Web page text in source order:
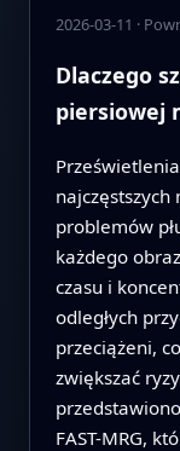
2026-03-11 ·
Dlaczego
piersiowej
problemów
każdego
czasu i
odległych
przeciążeni,
zwiększać
FAST-MRG,